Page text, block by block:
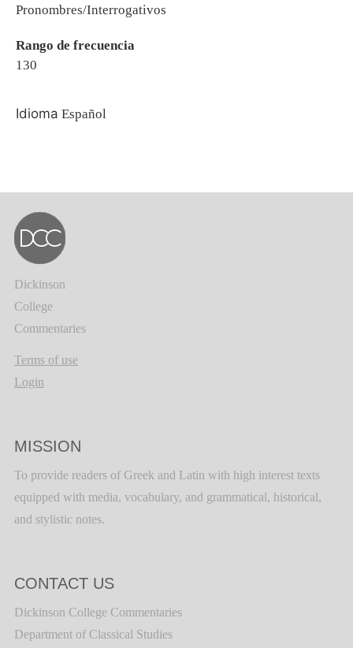
Pronombres/Interrogativos
Rango de frecuencia
130
Idioma Español
Dickinson
College
Commentaries
Terms of use
Login
MISSION
To provide readers of Greek and Latin with high interest texts
equipped with media, vocabulary, and grammatical, historical,
and stylistic notes.
CONTACT US
Dickinson College Commentaries
Department of Classical Studies